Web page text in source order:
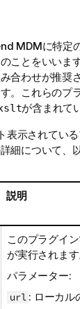
MDMに特定
ことをいいます
合わせが推奨
。これらのプ
が含まれて
表示されてい
細について、
説明
このプラグイ
が実行されます
パラメーター:
url : ローカル